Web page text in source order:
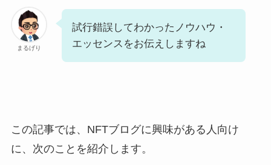
まるげり
試行錯誤してわかったノウハウ・
エッセンスをお伝えしますね
この記事では、NFTブログに興味がある人向け
に、次のことを紹介します。